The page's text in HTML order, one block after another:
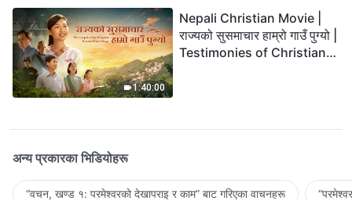
1:40:00
Nepali Christian Movie |
राज्यको सुसमाचार हाम्रो गाउँ पुग्यो |
Testimonies of Christians
अन्य प्रकारका भिडियोहरू
“वचन, खण्ड १: परमेश्‍वरको देखापराइ र काम” बाट गरिएका वाचनहरू